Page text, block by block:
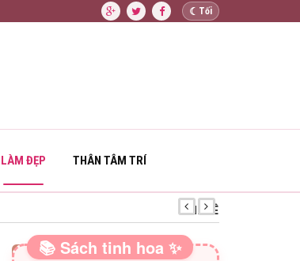
☾ Tối
LÀM ĐẸP THÂN TÂM TRÍ
SÁCH HAY CHO BA MẸ
📚 Sách tinh hoa ✨